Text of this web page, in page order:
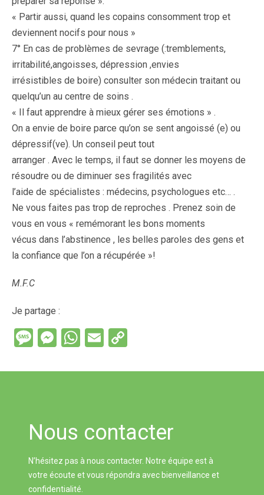
« Partir aussi, quand les copains consomment trop et
deviennent nocifs pour nous »
7° En cas de problèmes de sevrage (:tremblements,
irritabilité,angoisses, dépression ,envies
irrésistibles de boire) consulter son médecin traitant ou
quelqu’un au centre de soins .
« Il faut apprendre à mieux gérer ses émotions » .
On a envie de boire parce qu’on se sent angoissé (e) ou
dépressif(ve). Un conseil peut tout
arranger . Avec le temps, il faut se donner les moyens de
résoudre ou de diminuer ses fragilités avec
l’aide de spécialistes : médecins, psychologues etc… .
Ne vous faites pas trop de reproches . Prenez soin de
vous en vous « remémorant les bons moments
vécus dans l’abstinence , les belles paroles des gens et
la confiance que l’on a récupérée »!
M.F.C
Je partage :
M
s
e
M
se
er
W
at
p
E
ail py
k
Nous contacter
N’hésitez pas à nous contacter. Notre équipe est à
votre écoute et vous répondra avec bienveillance et
confidentialité.